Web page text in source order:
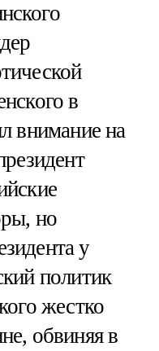
в
внимание на
но
у
политик
жестко
обвиняя в